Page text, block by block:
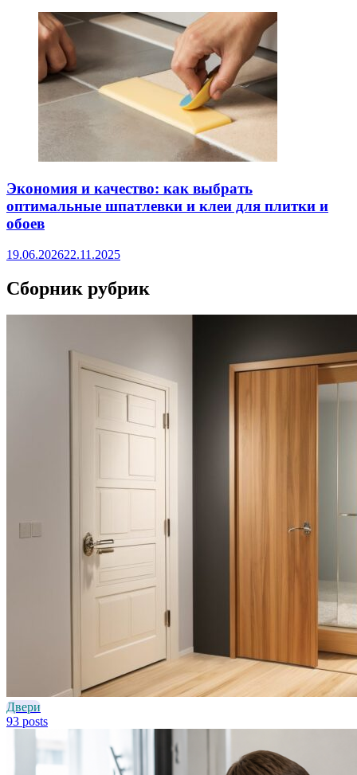
Экономия и качество: как выбрать
оптимальные шпатлевки и клеи для плитки и
обоев
19.06.202622.11.2025
Сборник рубрик
Двери
93 posts